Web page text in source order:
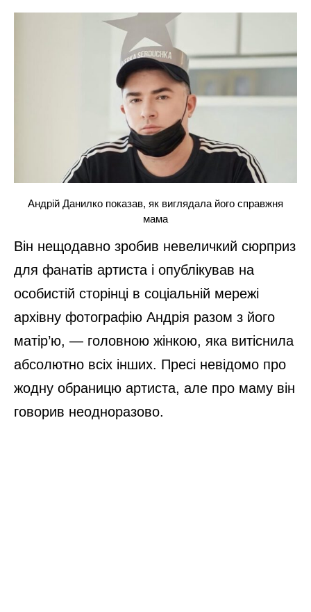
Андрій Данилко показав, як виглядала його справжня
мама
Він нещодавно зробив невеличкий сюрприз
для фанатів артиста і опублікував на
особистій сторінці в соціальній мережі
архівну фотографію Андрія разом з його
матір’ю, — головною жінкою, яка витіснила
абсолютно всіх інших. Пресі невідомо про
жодну обраницю артиста, але про маму він
говорив неодноразово.